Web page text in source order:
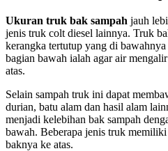
Ukuran truk bak sampah jauh
jenis truk colt diesel lainnya. Truk
kerangka tertutup yang di
bagian bawah ialah agar air
atas.
Selain sampah truk ini dapat
durian, batu alam dan hasil alam
menjadi kelebihan bak sampah
bawah. Beberapa jenis truk
baknya ke atas.